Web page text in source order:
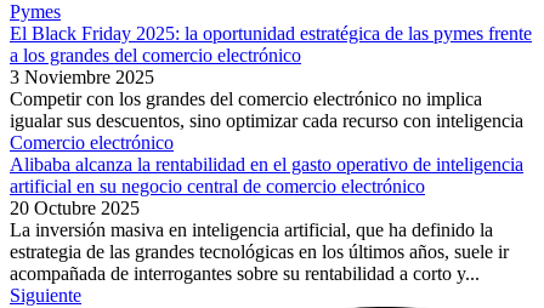
Pymes
El Black Friday 2025: la oportunidad estratégica de las pymes frente
a los grandes del comercio electrónico
3 Noviembre 2025
Competir con los grandes del comercio electrónico no implica
igualar sus descuentos, sino optimizar cada recurso con inteligencia
Comercio electrónico
Alibaba alcanza la rentabilidad en el gasto operativo de inteligencia
artificial en su negocio central de comercio electrónico
20 Octubre 2025
La inversión masiva en inteligencia artificial, que ha definido la
estrategia de las grandes tecnológicas en los últimos años, suele ir
acompañada de interrogantes sobre su rentabilidad a corto y...
Siguiente